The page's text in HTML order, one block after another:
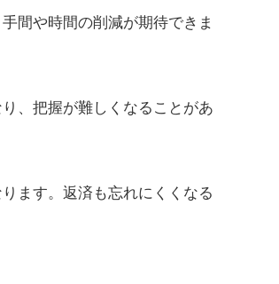
間や時間の削減が期待できま
、把握が難しくなることがあ
ます。返済も忘れにくくなる